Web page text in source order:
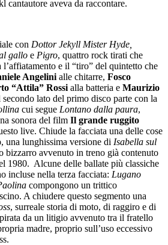
cantautore aveva da raccontare.
con Dottor Jekyll Mister Hyde,
gallo e Pigro, quattro rock tirati che
e il “tiro” del quintetto che
Angelini alle chitarre, Fosco
“Attila” Rossi alla batteria e Maurizio
secondo lato del primo disco parte con la
cui segue Lontano dalla paura,
sonora del film Il grande ruggito
live. Chiude la facciata una delle cose
una lunghissima versione di Isabella sul
bizzarro avvenuto in treno già contenuto
1980. Alcune delle ballate più classiche
incluse nella terza facciata: Lugano
compongono un trittico
A chiudere questo segmento una
, surreale storia di moto, di raggiro e di
da un litigio avvenuto tra il fratello
madre, proprio sull’uso eccessivo